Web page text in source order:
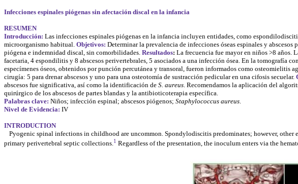
Infecciones espinales piógenas sin afectación discal en la infancia
RESUMEN
Introducción: Las infecciones espinales piógenas en la infancia incluyen entidades, como
microorganismo habitual. Objetivos: Determinar la prevalencia de infecciones óseas espinales y
piógena e indemnidad discal, sin comorbilidades. Resultados: La frecuencia fue mayor en niños >8 años.
facetaria, 4 espondilitis y 8 abscesos perivertebrales, 5 asociados a una infección ósea. En la tomografía
especímenes óseos, obtenidos por punción percutánea y transoral, fueron informados como osteomielitis
cirugía: 5 para drenar abscesos y uno para una osteotomía de sustracción pedicular en una cifosis secuelar.
abscesos fue significativa, así como la identificación de S. aureus . Recomendamos la aplicación del
quirúrgico de los abscesos de partes blandas y la antibioticoterapia específica.
Palabras clave: Niños; infección espinal; abscesos piógenos; Staphylococcus aureus
Nivel de Evidencia: IV
INTRODUCTION
Pyogenic spinal infections in childhood are uncommon. Spondylodiscitis predominates; however,
primary perivertebral septic collections.1 Regardless of the presentation, the inoculum enters via the